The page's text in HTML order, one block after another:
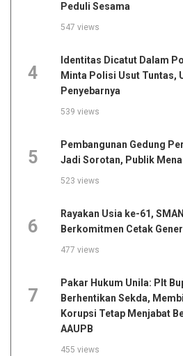
Peduli Sesama
547 views
4
Identitas Dicatut Dalam
Minta Polisi Usut Tuntas,
Penyebarnya
539 views
5
Pembangunan Gedung
Jadi Sorotan, Publik
523 views
6
Rayakan Usia ke-61,
Berkomitmen Cetak
477 views
7
Pakar Hukum Unila: Plt
Berhentikan Sekda,
Korupsi Tetap Menjabat
AAUPB
455 views